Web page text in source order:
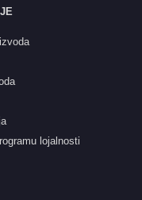
lojalnosti